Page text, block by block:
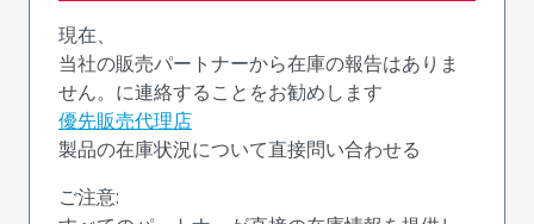
現在、
当社の販売パートナーから在庫の報告はありま
せん。に連絡することをお勧めします
優先販売代理店
製品の在庫状況について直接問い合わせる
ご注意: